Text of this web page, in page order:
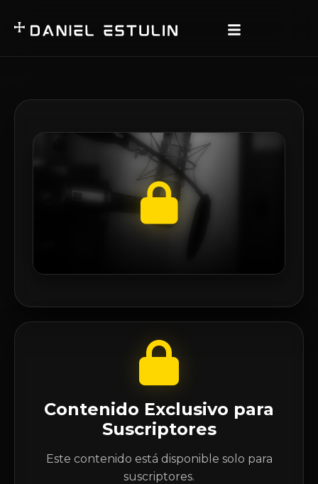
Contenido Exclusivo para
Suscriptores
Este contenido está disponible solo para
suscriptores.